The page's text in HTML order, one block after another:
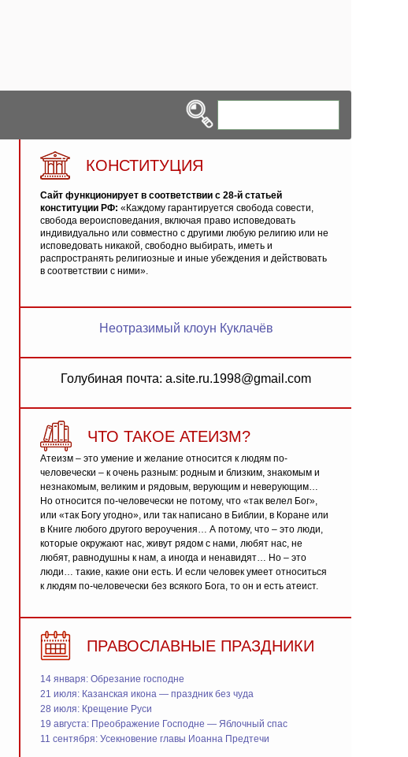
КОНСТИТУЦИЯ
Сайт функционирует в соответствии с 28-й статьей
конституции РФ: «Каждому гарантируется свобода совести,
свобода вероисповедания, включая право исповедовать
индивидуально или совместно с другими любую религию или не
исповедовать никакой, свободно выбирать, иметь и
распространять религиозные и иные убеждения и действовать
в соответствии с ними».
Неотразимый клоун Куклачёв
Голубиная почта: a.site.ru.1998@gmail.com
ЧТО ТАКОЕ АТЕИЗМ?
Атеизм – это умение и желание относится к людям по-
человечески – к очень разным: родным и близким, знакомым и
незнакомым, великим и рядовым, верующим и неверующим…
Но относится по-человечески не потому, что «так велел Бог»,
или «так Богу угодно», или так написано в Библии, в Коране или
в Книге любого другого вероучения… А потому, что – это люди,
которые окружают нас, живут рядом с нами, любят нас, не
любят, равнодушны к нам, а иногда и ненавидят… Но – это
люди… такие, какие они есть. И если человек умеет относиться
к людям по-человечески без всякого Бога, то он и есть атеист.
ПРАВОСЛАВНЫЕ ПРАЗДНИКИ
14 января: Обрезание господне
21 июля: Казанская икона — праздник без чуда
28 июля: Крещение Руси
19 августа: Преображение Господне — Яблочный спас
11 сентября: Усекновение главы Иоанна Предтечи